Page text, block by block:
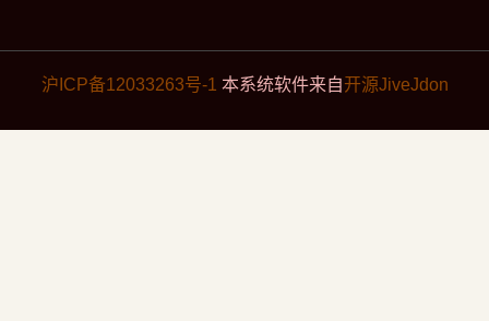
沪ICP备12033263号-1 本系统软件来自开源JiveJdon